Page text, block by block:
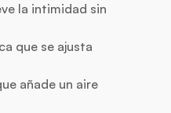
la intimidad sin
que se ajusta
añade un aire